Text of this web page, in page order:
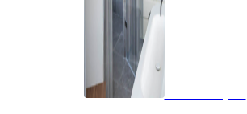
Badkamerglas